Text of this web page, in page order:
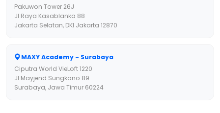
Pakuwon Tower 26J
Jl Raya Kasablanka 88
Jakarta Selatan, DKI Jakarta 12870
MAXY Academy - Surabaya
Ciputra World VieLoft 1220
Jl Mayjend Sungkono 89
Surabaya, Jawa Timur 60224